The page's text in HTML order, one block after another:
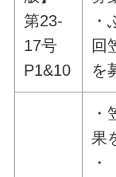
第23-
17号
P1&10
回
を
果